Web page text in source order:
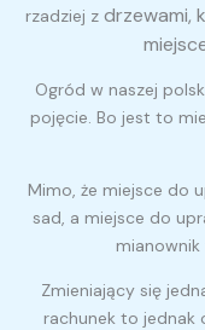
rzadziej z drzewami,
Ogród w naszej
pojęcie. Bo jest to
Mimo, że miejsce do
sad, a miejsce do
Zmieniający się
rachunek to jednak